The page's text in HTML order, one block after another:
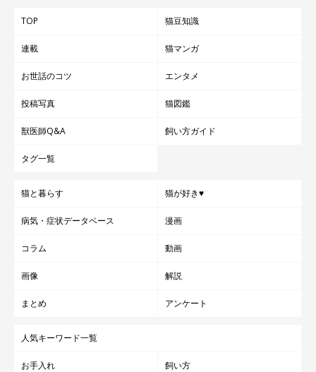
TOP 猫豆知識
連載 猫マンガ
お世話のコツ エンタメ
投稿写真 猫図鑑
獣医師Q&A 飼い方ガイド
タグ一覧
猫と暮らす 猫が好き♥
病気・症状データベース 漫画
コラム 動画
画像 解説
まとめ アンケート
人気キーワード一覧
お手入れ 飼い方